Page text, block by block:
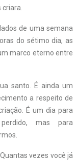
de uma semana
do sétimo dia, as
marco eterno entre
santo. É ainda um
a respeito de
É um dia para
mas para
vezes você já